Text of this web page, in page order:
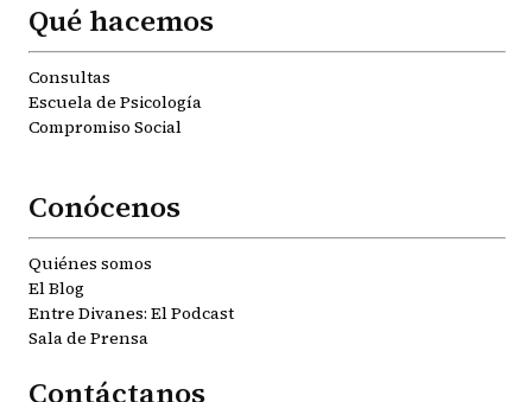
Qué hacemos
Consultas
Escuela de Psicología
Compromiso Social
Conócenos
Quiénes somos
El Blog
Entre Divanes: El Podcast
Sala de Prensa
Contáctanos